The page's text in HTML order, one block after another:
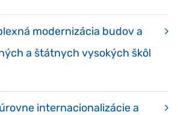
modernizácia budov a
a štátnych vysokých škôl
internacionalizácie a